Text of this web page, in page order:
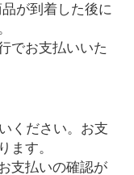
が到着した後に
でお支払いいた
ください。お支
ます。
支払いの確認が